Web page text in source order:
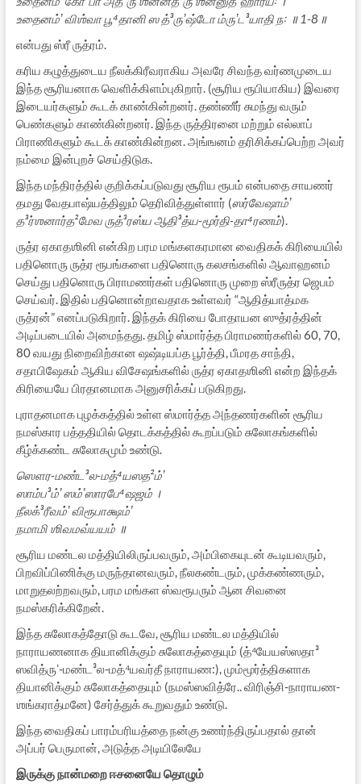
உதைனம்ʼ விஶ்வா பூ⁴தானி ஸ த்³ருʼஷ்டோ ம்ருʼட³யாதி ந꞉ ॥ 1-8॥
என்பது ஸ்ரீ ருத்ரம்.
கரிய கழுத்துடைய நீலக்கிரீவராகிய அவரே சிவந்த வர்ணமுடைய
இந்த சூரியனாக வெளிக்கிளம்புகிறார். (சூரிய ரூபியாகிய) இவரை
இடையர்களும் கூடக் காண்கின்றனர். தண்ணீர் சுமந்து வரும்
பெண்களும் காண்கின்றனர். இந்த ருத்திரனை மற்றும் எல்லாப்
பிராணிகளும் கூடக் காண்கின்றன. அங்ஙனம் தரிசிக்கப்பெற்ற அவர்
நம்மை இன்புறச் செய்திடுக.
இந்த மந்திரத்தில் குறிக்கப்படுவது சூரிய ரூபம் என்பதை சாயணர்
தமது வேதபாஷ்யத்திலும் தெரிவித்துள்ளார் (ஸர்வேஷாம்ʼ
த³ர்ஶனார்த²மேவ ருத்³ரஸ்ய ஆதி³த்ய-மூர்தி-தா⁴ரணம்).
ருத்ர ஏகாதஶினி என்கிற பரம மங்களகரமான வைதிகக் கிரியையில்
பதினொரு ருத்ர ரூபங்களை பதினொரு கலசங்களில் ஆவாஹனம்
செய்து பதினொரு பிராமணர்கள் பதினொரு முறை ஸ்ரீருத்ர ஜெபம்
செய்வர். இதில் பதினொன்றாவதாக உள்ளவர் “ஆதித்யாத்மக
ருத்ரன்” எனப்படுகிறார். இந்தக் கிரியை போதாயன ஸுத்ரத்தின்
அடிப்படையில் அமைந்தது. தமிழ் ஸ்மார்த்த பிராமணர்களில் 60, 70,
80 வயது நிறைவிற்கான ஷஷ்டியப்த பூர்த்தி, பீமரத சாந்தி,
சதாபிஷேகம் ஆகிய விசேஷங்களில் ருத்ர ஏகாதஶினி என்ற இந்தக்
கிரியையே பிரதானமாக அனுசரிக்கப் படுகிறது.
புராதனமாக புழக்கத்தில் உள்ள ஸ்மார்த்த அந்தணர்களின் சூரிய
நமஸ்கார பத்ததியில் தொடக்கத்தில் கூறப்படும் சுலோகங்களில்
கீழ்க்கண்ட சுலோகமும் உண்டு.
ஸௌர-மண்ட³ல-மத்⁴யஸத²ம்ʼ
ஸாம்ப³ம்ʼ ஸம்ʼஸாரபே⁴ஷஜம் ।
நீலக்³ரீவம்ʼ விரூபாக்ஷம்ʼ
நமாமி ஶிவமவ்யயம் ॥
சூரிய மண்டல மத்தியிலிருப்பவரும், அம்பிகையுடன் கூடியவரும்,
பிறவிப்பிணிக்கு மருந்தானவரும், நீலகண்டரும், முக்கண்ணரும்,
மாறுதலற்றவரும், பரம மங்கள ஸ்வரூபரும் ஆன சிவனை
நமஸ்கரிக்கிறேன்.
இந்த சுலோகத்தோடு கூடவே, சூரிய மண்டல மத்தியில்
நாராயணனாக தியானிக்கும் சுலோகத்தையும் (த்⁴யேயஸ்ஸதா³
ஸவித்ருʼ-மண்ட³ல-மத்⁴யவர்தீ நாராயண:), மும்மூர்த்திகளாக
தியானிக்கும் சுலோகத்தையும் (நமஸ்ஸவித்ரே.. விரிஞ்சி-நாராயண-
ஶங்கராத்மனே) சேர்த்துக் கூறுவதும் உண்டு.
இந்த வைதிகப் பாரம்பரியத்தை நன்கு உணர்ந்திருப்பதால் தான்
அப்பர் பெருமான், அடுத்த அடியிலேயே
இருக்கு நான்மறை ஈசனையே தொழும்